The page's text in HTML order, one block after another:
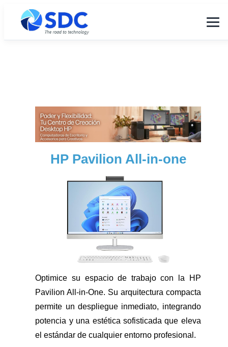
HP Pavilion All-in-one
Optimice su espacio de trabajo con la HP
Pavilion All-in-One. Su arquitectura compacta
permite un despliegue inmediato, integrando
potencia y una estética sofisticada que eleva
el estándar de cualquier entorno profesional.